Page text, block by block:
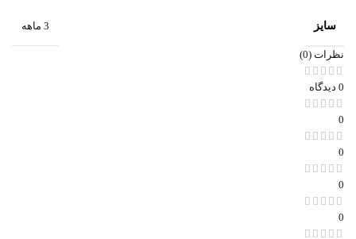
سایز 3 ماهه
نظرات (0)
0 دیدگاه
0
0
0
0